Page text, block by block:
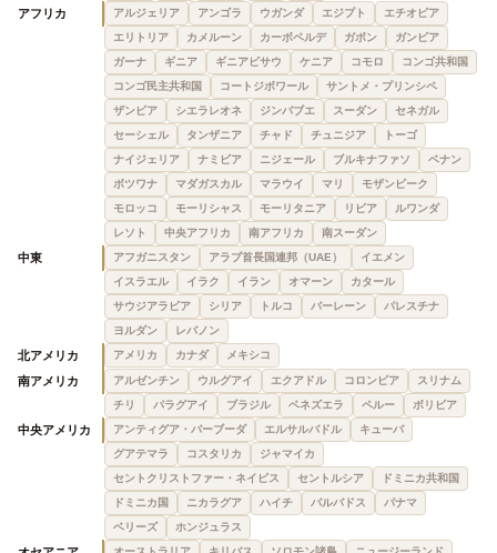
アフリカ アルジェリア アンゴラ ウガンダ エジプト
エチオピア
エリトリア
カメルーン カーボベルデ ガボン
ガンビア
ガーナ
ギニア ギニアビサウ ケニア コモロ
コンゴ共和国
コンゴ民主共和国
コートジボワール
サントメ・プリンシペ
ザンビア
シエラレオネ ジンバブエ スーダン
セネガル
セーシェル
タンザニア チャド チュニジア
トーゴ
ナイジェリア
ナミビア ニジェール ブルキナファソ
ベナン
ボツワナ
マダガスカル マラウイ マリ
モザンビーク
モロッコ
モーリシャス モーリタニア リビア
ルワンダ
レソト
中央アフリカ 南アフリカ 南スーダン
中東 アフガニスタン アラブ首長国連邦（UAE）
イエメン
イスラエル
イラク イラン オマーン
カタール
サウジアラビア
シリア トルコ バーレーン
パレスチナ
ヨルダン
レバノン
北アメリカ アメリカ カナダ メキシコ
南アメリカ アルゼンチン ウルグアイ エクアドル コロンビア
スリナム
チリ
パラグアイ ブラジル ベネズエラ ペルー ボリビア
中央アメリカ アンティグア・バーブーダ エルサルバドル
キューバ
グアテマラ
コスタリカ
ジャマイカ
セントクリストファー・ネイビス
セントルシア
ドミニカ共和国
ドミニカ国
ニカラグア ハイチ バルバドス
パナマ
ベリーズ
ホンジュラス